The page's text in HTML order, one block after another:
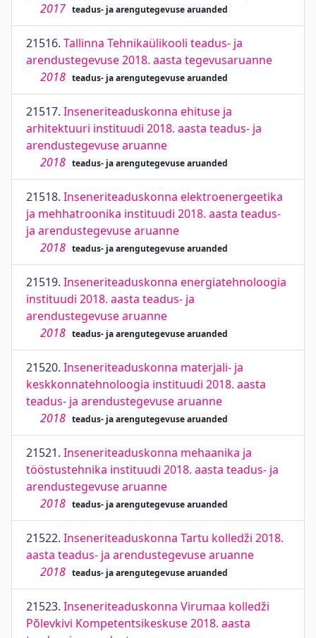
2017 teadus- ja arengutegevuse aruanded
21516. Tallinna Tehnikaülikooli teadus- ja
arendustegevuse 2018. aasta tegevusaruanne
2018 teadus- ja arengutegevuse aruanded
21517. Inseneriteaduskonna ehituse ja
arhitektuuri instituudi 2018. aasta teadus- ja
arendustegevuse aruanne
2018 teadus- ja arengutegevuse aruanded
21518. Inseneriteaduskonna elektroenergeetika
ja mehhatroonika instituudi 2018. aasta teadus-
ja arendustegevuse aruanne
2018 teadus- ja arengutegevuse aruanded
21519. Inseneriteaduskonna energiatehnoloogia
instituudi 2018. aasta teadus- ja
arendustegevuse aruanne
2018 teadus- ja arengutegevuse aruanded
21520. Inseneriteaduskonna materjali- ja
keskkonnatehnoloogia instituudi 2018. aasta
teadus- ja arendustegevuse aruanne
2018 teadus- ja arengutegevuse aruanded
21521. Inseneriteaduskonna mehaanika ja
tööstustehnika instituudi 2018. aasta teadus- ja
arendustegevuse aruanne
2018 teadus- ja arengutegevuse aruanded
21522. Inseneriteaduskonna Tartu kolledži 2018.
aasta teadus- ja arendustegevuse aruanne
2018 teadus- ja arengutegevuse aruanded
21523. Inseneriteaduskonna Virumaa kolledži
Põlevkivi Kompetentsikeskuse 2018. aasta